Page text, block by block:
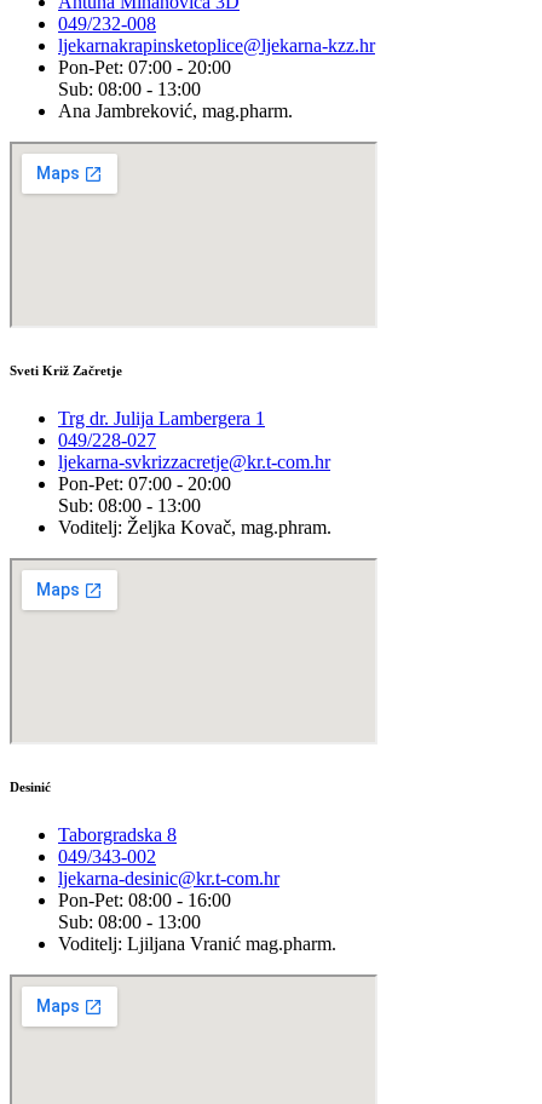
049/232-008
ljekarnakrapinsketoplice@ljekarna-kzz.hr
Pon-Pet: 07:00 - 20:00
Sub: 08:00 - 13:00
Ana Jambreković, mag.pharm.
Sveti Križ Začretje
Trg dr. Julija Lambergera 1
049/228-027
ljekarna-svkrizzacretje@kr.t-com.hr
Pon-Pet: 07:00 - 20:00
Sub: 08:00 - 13:00
Voditelj: Željka Kovač, mag.phram.
Desinić
Taborgradska 8
049/343-002
ljekarna-desinic@kr.t-com.hr
Pon-Pet: 08:00 - 16:00
Sub: 08:00 - 13:00
Voditelj: Ljiljana Vranić mag.pharm.